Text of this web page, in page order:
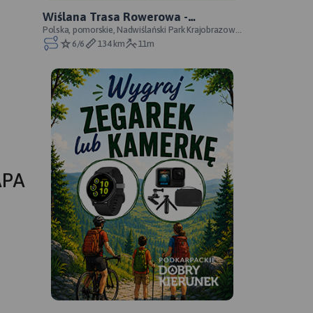
Wiślana Trasa Rowerowa -
Pomorskie - WTR prawobrzeżna -
oficjalny przebieg
Polska, pomorskie, Nadwiślański Park Krajobrazowy,
Zespół Parków Krajobrazowych nad Dolną Wisłą,
pow
6/6 134 km 11m